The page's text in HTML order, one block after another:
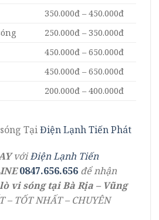
350.000đ – 450.000đ
250.000đ – 350.000đ
450.000đ – 650.000đ
450.000đ – 650.000đ
200.000đ – 400.000đ
TạiĐiện Lạnh Tiến Phát
vớiĐiện Lạnh Tiến
0847.656.656 để nhận
vi sóng tại Bà Rịa – Vũng
– TỐT NHẤT – CHUYÊN